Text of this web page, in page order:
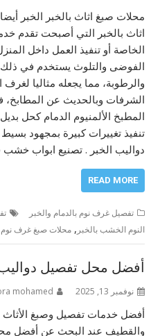
محلات صبغ اثاث بالخبر الخبر
اثاث بالخبر التي أصبحت تقدم
الخاصة أو تنفيذ العمل داخل
الفوضى والتلوث يستخدم في ذلك
والرطوبة، مما يجعله مثاليا
الشرفات وبالحديث عن المطابخ،
المطبخ الألمنيوم الدمام كحل
تنفيذ تغييرات كبيرة بمجهود
دواليب الخبر . تصنيع ابواب
READ MORE
تفصيل غرف نوم بالدمام والخبر
النوم الخشب بالخبر ,محلات صبغ غرف نوم
أفضل محل تفصيل دواليب الدمام
نوفمبر 13, 2025 mohamed
أفضل خدمات تفصيل وصبغ الأثاث
والقطيف عند البحث عن أفضل